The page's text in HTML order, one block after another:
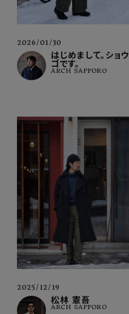
2026/01/30
はじめまして。ショウ
ゴです。
ARCH SAPPORO
2025/12/19
松林 憲吾
ARCH SAPPORO